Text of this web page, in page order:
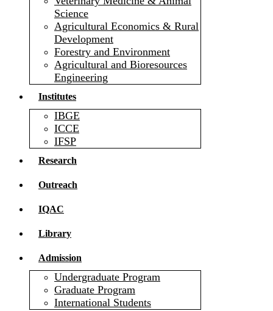
Science
Agricultural Economics & Rural
Development
Forestry and Environment
Agricultural and Bioresources
Engineering
Institutes
IBGE
ICCE
IFSP
Research
Outreach
IQAC
Library
Admission
Undergraduate Program
Graduate Program
International Students